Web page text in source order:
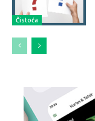
Čistoća